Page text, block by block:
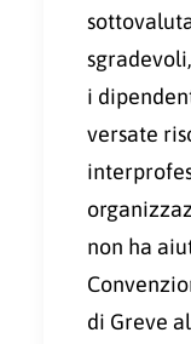
i
versate
non ha
di Greve